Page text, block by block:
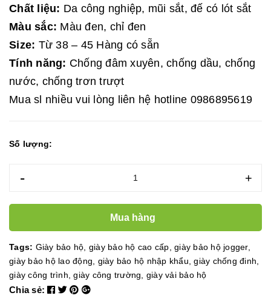
Chất liệu: Da công nghiệp, mũi sắt, đế có lót sắt
Màu sắc: Màu đen, chỉ đen
Size: Từ 38 – 45 Hàng có sẵn
Tính năng: Chống đâm xuyên, chống dầu, chống
nước, chống trơn trượt
Mua sl nhiều vui lòng liên hệ hotline 0986895619
Số lượng:
- +
Mua hàng
Tags: Giày bảo hộ giày bảo hộ cao cấp giày bảo hộ jogger,
giày bảo hộ lao động
giày bảo hộ nhập khẩu ,giày chống đinh
giày công trình ,giày công trường giày vải bảo hộ
Chia sẻ: